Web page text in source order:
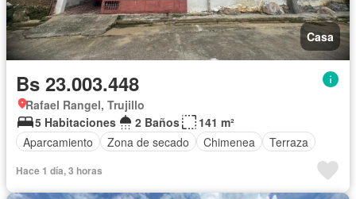
Casa
Bs 23.003.448
Rafael Rangel, Trujillo
5 Habitaciones
2 Baños
141 m²
Aparcamiento
Zona de secado Chimenea Terraza
Hace 1 día, 3 horas